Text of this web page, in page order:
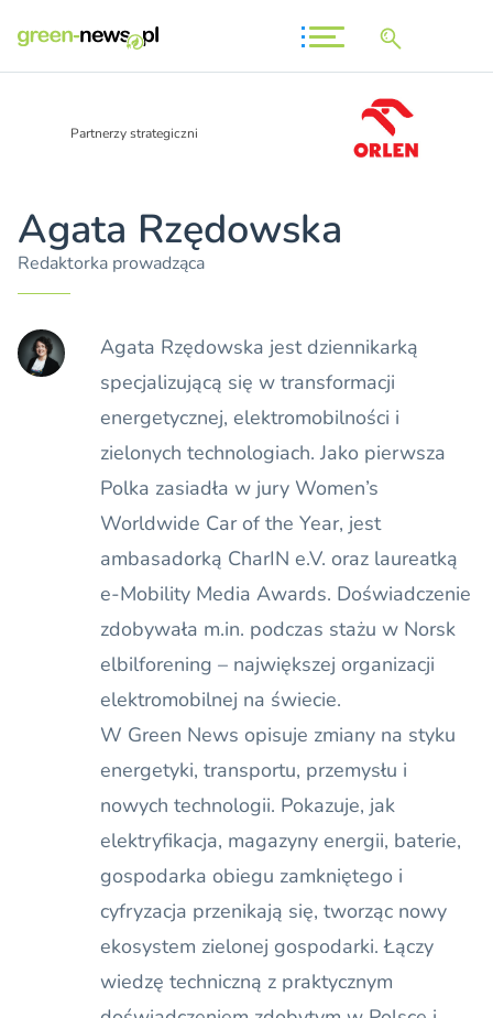
Partnerzy strategiczni
Agata Rzędowska
Redaktorka prowadząca
Agata Rzędowska jest dziennikarką
specjalizującą się w transformacji
energetycznej, elektromobilności i
zielonych technologiach. Jako pierwsza
Polka zasiadła w jury Women’s
Worldwide Car of the Year, jest
ambasadorką CharIN e.V. oraz laureatką
e-Mobility Media Awards. Doświadczenie
zdobywała m.in. podczas stażu w Norsk
elbilforening – największej organizacji
elektromobilnej na świecie.
W Green News opisuje zmiany na styku
energetyki, transportu, przemysłu i
nowych technologii. Pokazuje, jak
elektryfikacja, magazyny energii, baterie,
gospodarka obiegu zamkniętego i
cyfryzacja przenikają się, tworząc nowy
ekosystem zielonej gospodarki. Łączy
wiedzę techniczną z praktycznym